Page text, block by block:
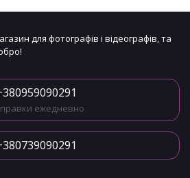
для фотографів і відеографів, та
ежедневно